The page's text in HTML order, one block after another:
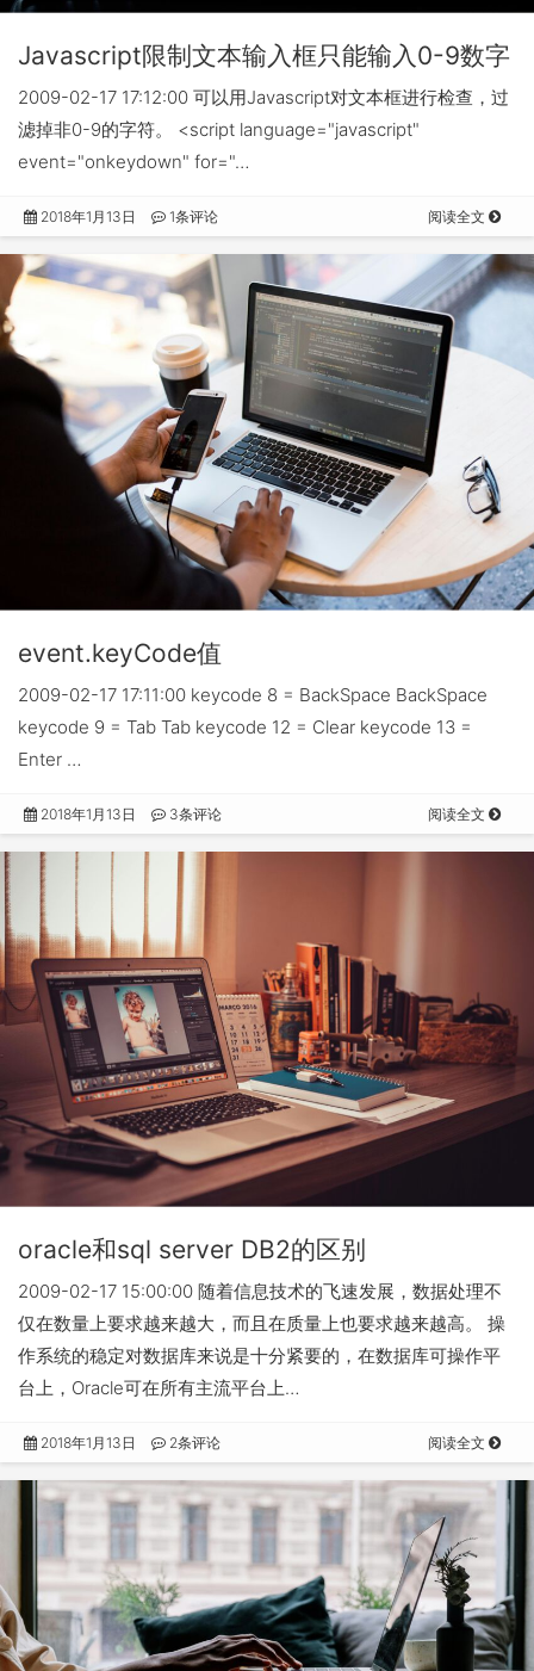
Javascript限制文本输入框只能输入0-9数字
2009-02-17 17:12:00 可以用Javascript对文本框进行检查，过
滤掉非0-9的字符。 <script language="javascript"
event="onkeydown" for="…
2018年1月13日 1条评论 阅读全文
event.keyCode值
2009-02-17 17:11:00 keycode 8 = BackSpace BackSpace
keycode 9 = Tab Tab keycode 12 = Clear keycode 13 =
Enter …
2018年1月13日 3条评论 阅读全文
oracle和sql server DB2的区别
2009-02-17 15:00:00 随着信息技术的飞速发展，数据处理不
仅在数量上要求越来越大，而且在质量上也要求越来越高。 操
作系统的稳定对数据库来说是十分紧要的，在数据库可操作平
台上，Oracle可在所有主流平台上…
2018年1月13日 2条评论 阅读全文